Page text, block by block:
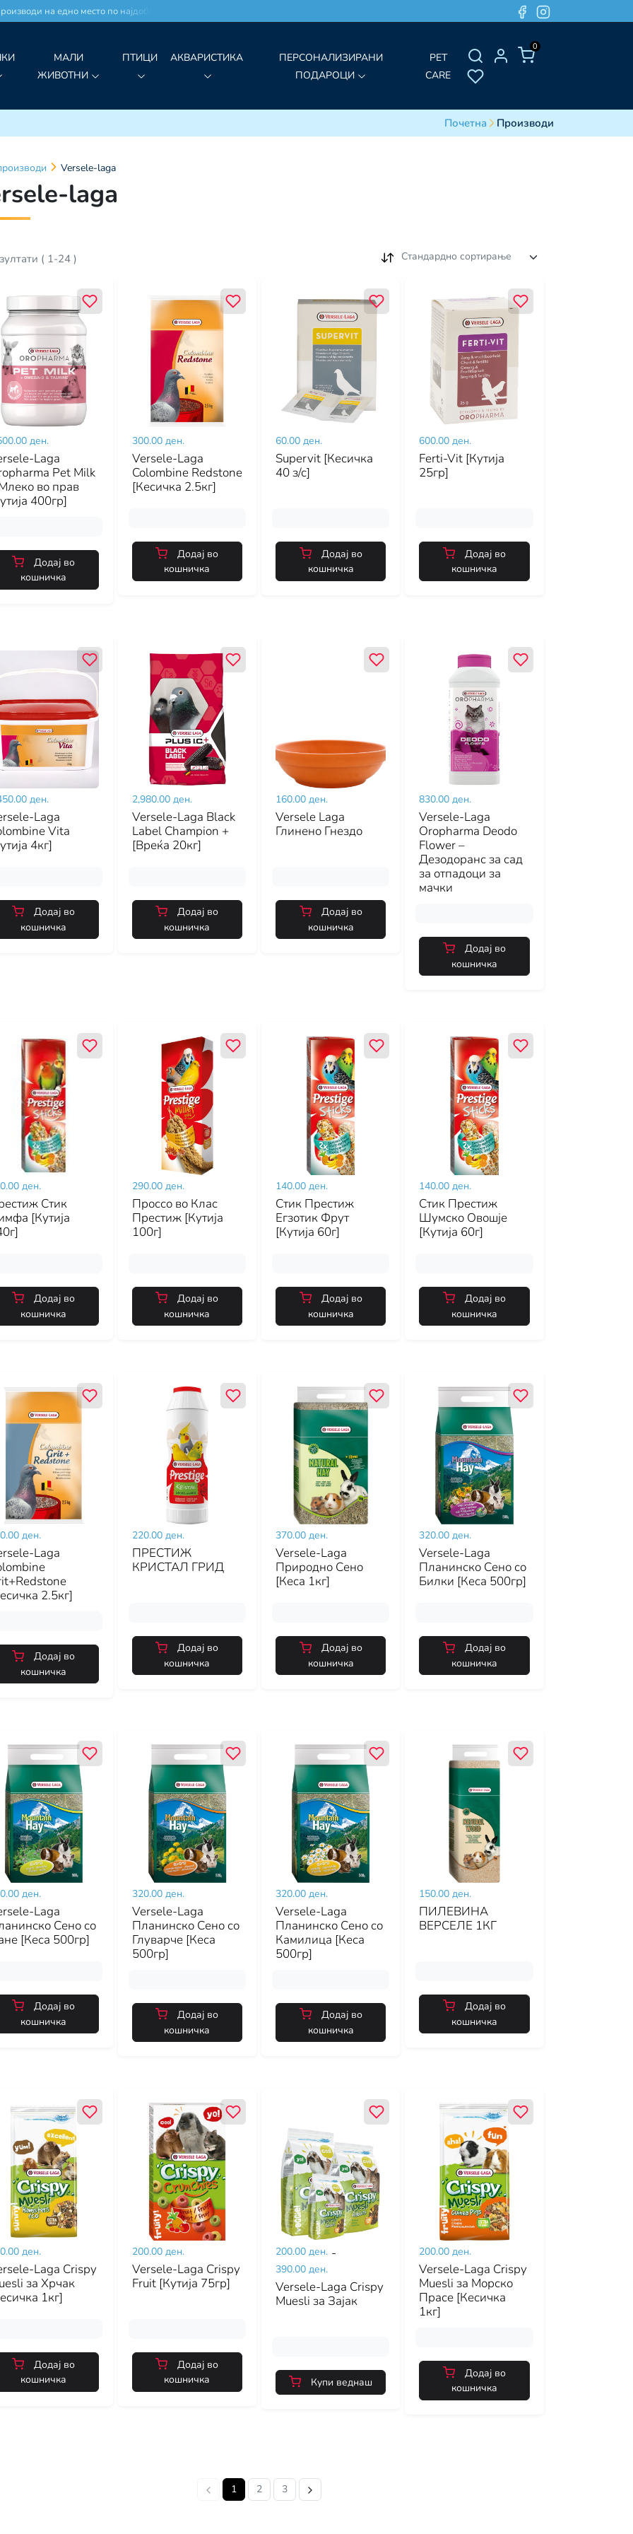
на едно место по најдобри цени!
0
МАЛИ
ЖИВОТНИ
ПТИЦИ АКВАРИСТИКА
ПЕРСОНАЛИЗИРАНИ
ПОДАРОЦИ
PET
CARE
Почетна Производи
Versele-laga
laga
( 1-24 ) Стандардно сортирање
ден.
Laga
Pet Milk
во прав
400гр]
Додај во
кошничка
300.00 ден.
Versele-Laga
Colombine Redstone
[Кесичка 2.5кг]
Додај во
кошничка
60.00 ден.
Supervit [Кесичка
40 з/с]
Додај во
кошничка
600.00 ден.
Ferti-Vit [Кутија
25гр]
Додај во
кошничка
ден.
Laga
Vita
4кг]
Додај во
кошничка
2,980.00 ден.
Versele-Laga Black
Label Champion +
[Вреќа 20кг]
Додај во
кошничка
160.00 ден.
Versele Laga
Глинено Гнездо
Додај во
кошничка
830.00 ден.
Versele-Laga
Oropharma Deodo
Flower –
Дезодоранс за сад
за отпадоци за
мачки
Додај во
кошничка
ден.
Стик
[Кутија
Додај во
кошничка
290.00 ден.
Проссо во Клас
Престиж [Кутија
100г]
Додај во
кошничка
140.00 ден.
Стик Престиж
Егзотик Фрут
[Кутија 60г]
Додај во
кошничка
140.00 ден.
Стик Престиж
Шумско Овошје
[Кутија 60г]
Додај во
кошничка
ден.
Laga
2.5кг]
Додај во
кошничка
220.00 ден.
ПРЕСТИЖ
КРИСТАЛ ГРИД
Додај во
кошничка
370.00 ден.
Versele-Laga
Природно Сено
[Кеса 1кг]
Додај во
кошничка
320.00 ден.
Versele-Laga
Планинско Сено со
Билки [Кеса 500гр]
Додај во
кошничка
ден.
Laga
Сено со
[Кеса 500гр]
Додај во
кошничка
320.00 ден.
Versele-Laga
Планинско Сено со
Глуварче [Кеса
500гр]
Додај во
кошничка
320.00 ден.
Versele-Laga
Планинско Сено со
Камилица [Кеса
500гр]
Додај во
кошничка
150.00 ден.
ПИЛЕВИНА
ВЕРСЕЛЕ 1КГ
Додај во
кошничка
ден.
Laga Crispy
за Хрчак
1кг]
Додај во
кошничка
200.00 ден.
Versele-Laga Crispy
Fruit [Кутија 75гр]
Додај во
кошничка
200.00 ден. -
390.00 ден.
Versele-Laga Crispy
Muesli за Зајак
Купи веднаш
200.00 ден.
Versele-Laga Crispy
Muesli за Морско
Прасе [Кесичка
1кг]
Додај во
кошничка
1 2 3